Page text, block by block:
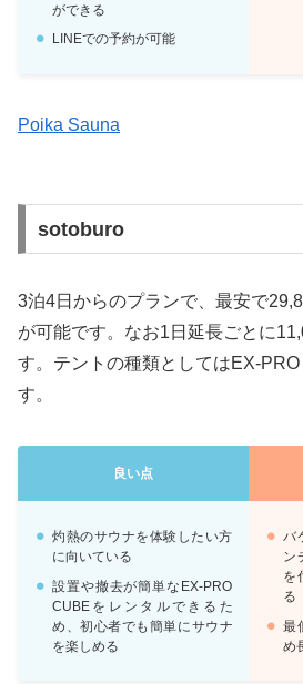
ができる
LINEでの予約が可能
Poika Sauna
sotoburo
3泊4日からのプランで、最安で
が可能です。なお1日延長ごとに
す。テントの種類としてはEX-
す。
良い点
灼熱のサウナを体験したい方
に向いている
設置や撤去が簡単なEX-PRO
CUBEをレンタルできるた
め、初心者でも簡単にサウナ
を楽しめる
バ
ン
を
る
最
め